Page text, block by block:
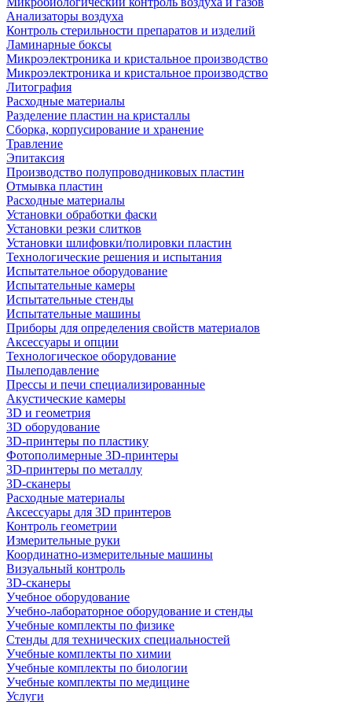
Анализаторы воздуха
Контроль стерильности препаратов и изделий
Ламинарные боксы
Микроэлектроника и кристальное производство
Микроэлектроника и кристальное производство
Литография
Расходные материалы
Разделение пластин на кристаллы
Сборка, корпусирование и хранение
Травление
Эпитаксия
Производство полупроводниковых пластин
Отмывка пластин
Расходные материалы
Установки обработки фаски
Установки резки слитков
Установки шлифовки/полировки пластин
Технологические решения и испытания
Испытательное оборудование
Испытательные камеры
Испытательные стенды
Испытательные машины
Приборы для определения свойств материалов
Аксессуары и опции
Технологическое оборудование
Пылеподавление
Прессы и печи специализированные
Акустические камеры
3D и геометрия
3D оборудование
3D-принтеры по пластику
Фотополимерные 3D-принтеры
3D-принтеры по металлу
3D-сканеры
Расходные материалы
Аксессуары для 3D принтеров
Контроль геометрии
Измерительные руки
Координатно-измерительные машины
Визуальный контроль
3D-сканеры
Учебное оборудование
Учебно-лабораторное оборудование и стенды
Учебные комплекты по физике
Стенды для технических специальностей
Учебные комплекты по химии
Учебные комплекты по биологии
Учебные комплекты по медицине
Услуги